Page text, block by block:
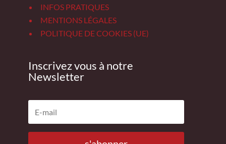
INFOS PRATIQUES
MENTIONS LÉGALES
POLITIQUE DE COOKIES (UE)
Inscrivez vous à notre
Newsletter